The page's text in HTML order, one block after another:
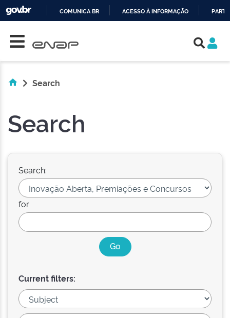
COMUNICA BR ACESSO À INFORMAÇÃO
Search
Search
Search:
for
Current filters: